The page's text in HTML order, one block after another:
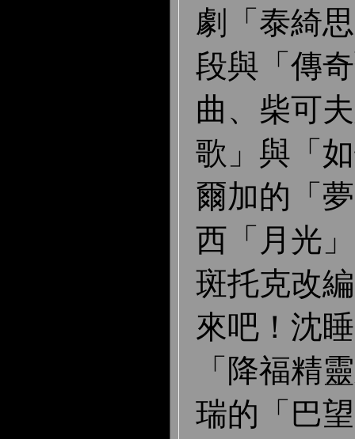
劇「泰綺
段與「傳
曲、柴可
歌」與「
爾加的「
西「月光
斑托克改
來吧！沈
「降福精
瑞的「巴